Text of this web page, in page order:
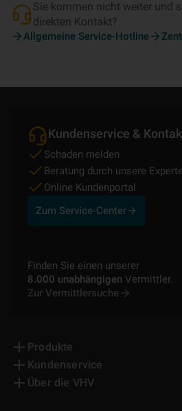
Sie kommen nicht weiter und
direkten Kontakt?
Allgemeine Service-Hotline
Kundenservice &
Schaden melden
Beratung durch unsere
Online Kundenportal
Zum Service-Center
Finden Sie einen unserer
8.000 unabhängigen Vermittler.
Zur Vermittlersuche
Produkte
Kundenservice
Über die VHV